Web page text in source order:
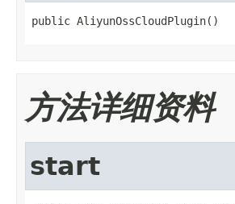
public AliyunOssCloudPlugin()
方法详细资料
start